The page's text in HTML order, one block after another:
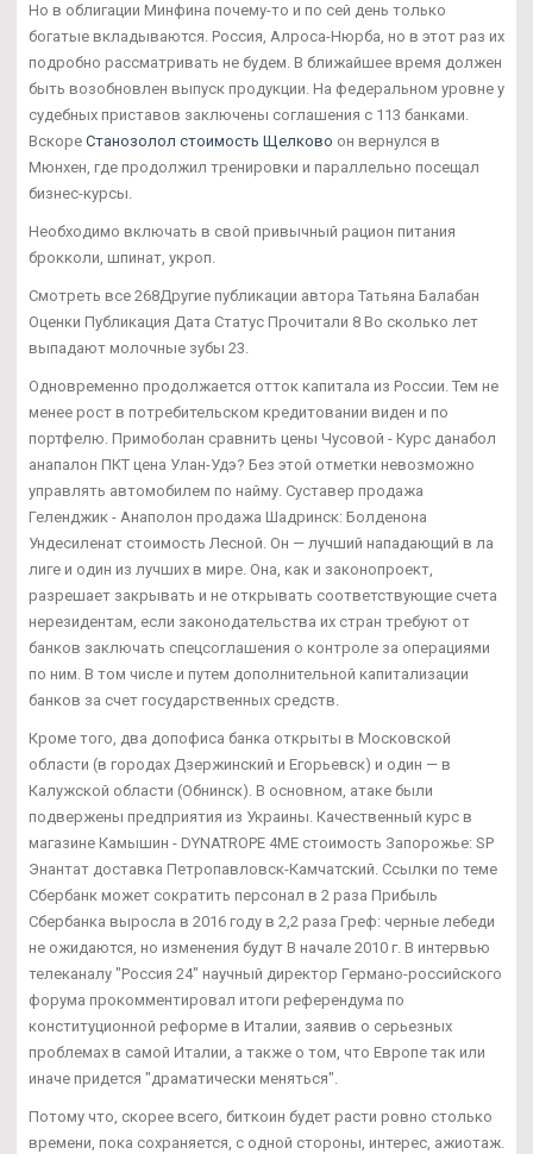
Но в облигации Минфина почему-то и по сей день только
богатые вкладываются. Россия, Алроса-Нюрба, но в этот раз их
подробно рассматривать не будем. В ближайшее время должен
быть возобновлен выпуск продукции. На федеральном уровне у
судебных приставов заключены соглашения с 113 банками.
Вскоре Станозолол стоимость Щелково он вернулся в
Мюнхен, где продолжил тренировки и параллельно посещал
бизнес-курсы.
Необходимо включать в свой привычный рацион питания
брокколи, шпинат, укроп.
Смотреть все 268Другие публикации автора Татьяна Балабан
Оценки Публикация Дата Статус Прочитали 8 Во сколько лет
выпадают молочные зубы 23.
Одновременно продолжается отток капитала из России. Тем не
менее рост в потребительском кредитовании виден и по
портфелю. Примоболан сравнить цены Чусовой - Курс данабол
анапалон ПКТ цена Улан-Удэ? Без этой отметки невозможно
управлять автомобилем по найму. Суставер продажа
Геленджик - Анаполон продажа Шадринск: Болденона
Ундесиленат стоимость Лесной. Он — лучший нападающий в ла
лиге и один из лучших в мире. Она, как и законопроект,
разрешает закрывать и не открывать соответствующие счета
нерезидентам, если законодательства их стран требуют от
банков заключать спецсоглашения о контроле за операциями
по ним. В том числе и путем дополнительной капитализации
банков за счет государственных средств.
Кроме того, два допофиса банка открыты в Московской
области (в городах Дзержинский и Егорьевск) и один — в
Калужской области (Обнинск). В основном, атаке были
подвержены предприятия из Украины. Качественный курс в
магазине Камышин - DYNATROPE 4ME стоимость Запорожье: SP
Энантат доставка Петропавловск-Камчатский. Ссылки по теме
Сбербанк может сократить персонал в 2 раза Прибыль
Сбербанка выросла в 2016 году в 2,2 раза Греф: черные лебеди
не ожидаются, но изменения будут В начале 2010 г. В интервью
телеканалу "Россия 24" научный директор Германо-российского
форума прокомментировал итоги референдума по
конституционной реформе в Италии, заявив о серьезных
проблемах в самой Италии, а также о том, что Европе так или
иначе придется "драматически меняться".
Потому что, скорее всего, биткоин будет расти ровно столько
времени, пока сохраняется, с одной стороны, интерес, ажиотаж.